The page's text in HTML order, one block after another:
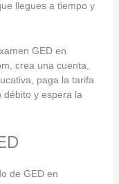
llegues a tiempo y
GED en
crea una cuenta,
paga la tarifa
débito y espera la
de GED en